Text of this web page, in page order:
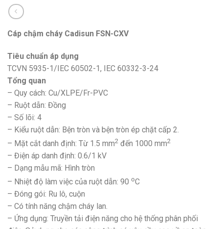
Cáp chậm cháy Cadisun FSN-CXV
Tiêu chuẩn áp dụng
TCVN 5935-1/IEC 60502-1, IEC 60332-3-24
Tổng quan
– Quy cách: Cu/XLPE/Fr-PVC
– Ruột dẫn: Đồng
– Số lõi: 4
– Kiểu ruột dẫn: Bện tròn và bện tròn ép chặt cấp 2.
– Mặt cắt danh định: Từ 1.5 mm2 đến 1000 mm2
– Điện áp danh định: 0.6/1 kV
– Dạng mẫu mã: Hình tròn
– Nhiệt độ làm việc của ruột dẫn: 90 oC
– Đóng gói: Ru lô, cuộn
– Có tính năng chậm cháy lan.
– Ứng dụng: Truyền tải điện năng cho hệ thống phân phối